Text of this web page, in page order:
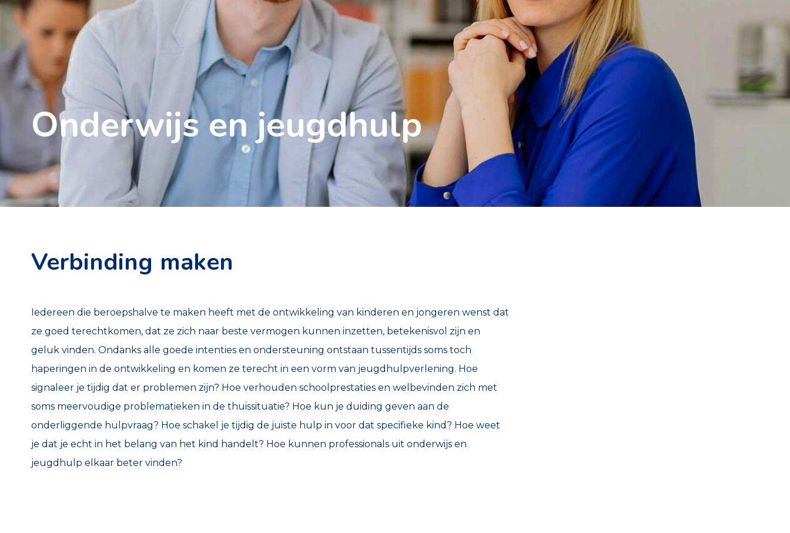
Onderwijs en jeugdhulp
Verbinding maken
Iedereen die beroepshalve te maken heeft met de ontwikkeling van kinderen en jongeren wenst dat
ze goed terechtkomen, dat ze zich naar beste vermogen kunnen inzetten, betekenisvol zijn en
geluk vinden. Ondanks alle goede intenties en ondersteuning ontstaan tussentijds soms toch
haperingen in de ontwikkeling en komen ze terecht in een vorm van jeugdhulpverlening. Hoe
signaleer je tijdig dat er problemen zijn? Hoe verhouden schoolprestaties en welbevinden zich met
soms meervoudige problematieken in de thuissituatie? Hoe kun je duiding geven aan de
onderliggende hulpvraag? Hoe schakel je tijdig de juiste hulp in voor dat specifieke kind? Hoe weet
je dat je echt in het belang van het kind handelt? Hoe kunnen professionals uit onderwijs en
jeugdhulp elkaar beter vinden?